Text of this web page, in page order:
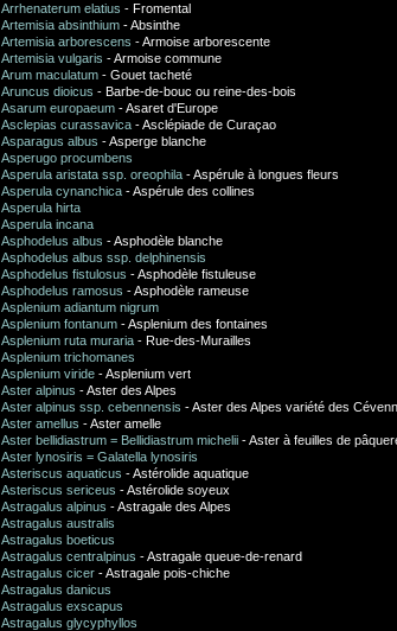
Arrhenaterum elatius - Fromental
Artemisia absinthium - Absinthe
Artemisia arborescens - Armoise arborescente
Artemisia vulgaris - Armoise commune
Arum maculatum - Gouet tacheté
Aruncus dioicus - Barbe-de-bouc ou reine-des-bois
Asarum europaeum - Asaret d'Europe
Asclepias curassavica - Asclépiade de Curaçao
Asparagus albus - Asperge blanche
Asperugo procumbens
Asperula aristata ssp. oreophila - Aspérule à longues fleurs
Asperula cynanchica - Aspérule des collines
Asperula hirta
Asperula incana
Asphodelus albus - Asphodèle blanche
Asphodelus albus ssp. delphinensis
Asphodelus fistulosus - Asphodèle fistuleuse
Asphodelus ramosus - Asphodèle rameuse
Asplenium adiantum nigrum
Asplenium fontanum - Asplenium des fontaines
Asplenium ruta muraria - Rue-des-Murailles
Asplenium trichomanes
Asplenium viride - Asplenium vert
Aster alpinus - Aster des Alpes
Aster alpinus ssp. cebennensis - Aster des Alpes variété des
Aster amellus - Aster amelle
Aster bellidiastrum = Bellidiastrum michelii - Aster à feuilles de
Aster lynosiris = Galatella lynosiris
Asteriscus aquaticus - Astérolide aquatique
Asteriscus sericeus - Astérolide soyeux
Astragalus alpinus - Astragale des Alpes
Astragalus australis
Astragalus boeticus
Astragalus centralpinus - Astragale queue-de-renard
Astragalus cicer - Astragale pois-chiche
Astragalus danicus
Astragalus exscapus
Astragalus glycyphyllos